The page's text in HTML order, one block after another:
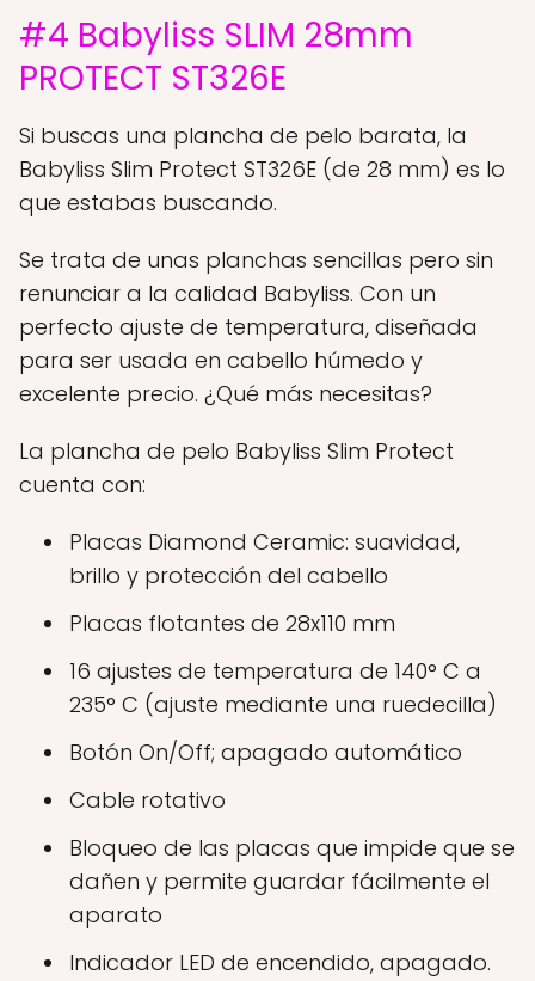
#4 Babyliss SLIM 28mm
PROTECT ST326E
Si buscas una plancha de pelo barata, la
Babyliss Slim Protect ST326E (de 28 mm) es lo
que estabas buscando.
Se trata de unas planchas sencillas pero sin
renunciar a la calidad Babyliss. Con un
perfecto ajuste de temperatura, diseñada
para ser usada en cabello húmedo y
excelente precio. ¿Qué más necesitas?
La plancha de pelo Babyliss Slim Protect
cuenta con:
Placas Diamond Ceramic: suavidad,
brillo y protección del cabello
Placas flotantes de 28x110 mm
16 ajustes de temperatura de 140° C a
235° C (ajuste mediante una ruedecilla)
Botón On/Off; apagado automático
Cable rotativo
Bloqueo de las placas que impide que se
dañen y permite guardar fácilmente el
aparato
Indicador LED de encendido, apagado.